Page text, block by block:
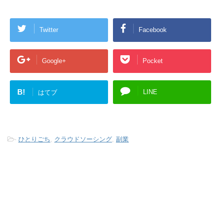
Twitter Facebook
Google+ Pocket
B! はてブ LINE
- ひとりごち クラウドソーシング 副業